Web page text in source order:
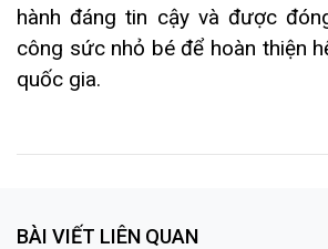
hành đáng tin cậy và được
công sức nhỏ bé để hoàn thiện
quốc gia.
BÀI VIẾT LIÊN QUAN